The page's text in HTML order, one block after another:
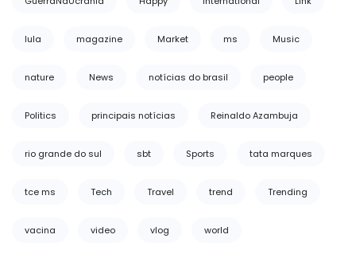
lula magazine Market ms Music
nature News notícias do brasil people
Politics principais notícias Reinaldo Azambuja
rio grande do sul sbt Sports tata marques
tce ms Tech Travel trend Trending
vacina video vlog world